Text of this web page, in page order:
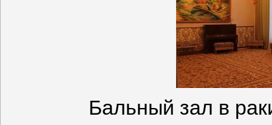
Бальный зал в